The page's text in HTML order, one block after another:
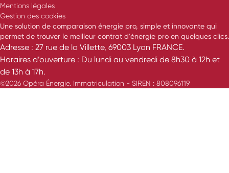
Mentions légales
Gestion des cookies
Une solution de comparaison énergie pro, simple et innovante qui
permet de trouver le meilleur contrat d'énergie pro en quelques clics.
Adresse : 27 rue de la Villette, 69003 Lyon FRANCE.
Horaires d’ouverture : Du lundi au vendredi de 8h30 à 12h et
de 13h à 17h.
©2026 Opéra Énergie. Immatriculation - SIREN : 808096119